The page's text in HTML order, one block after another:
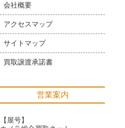
会社概要
アクセスマップ
サイトマップ
買取譲渡承諾書
営業案内
【屋号】